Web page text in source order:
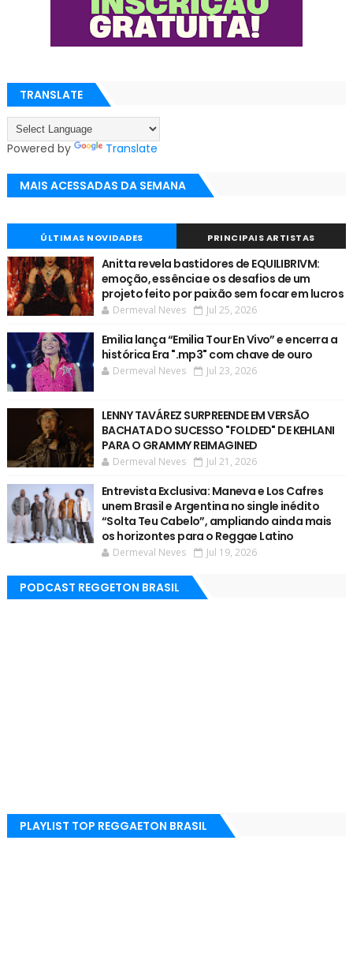
TRANSLATE
Powered by Translate
MAIS ACESSADAS DA SEMANA
ÚLTIMAS NOVIDADES PRINCIPAIS ARTISTAS
Anitta revela bastidores de EQUILIBRIVM:
emoção, essência e os desafios de um
projeto feito por paixão sem focar em lucros
Dermeval Neves Jul 25, 2026
Emilia lança “Emilia Tour En Vivo” e encerra a
histórica Era ".mp3" com chave de ouro
Dermeval Neves Jul 23, 2026
LENNY TAVÁREZ SURPREENDE EM VERSÃO
BACHATA DO SUCESSO "FOLDED" DE KEHLANI
PARA O GRAMMY REIMAGINED
Dermeval Neves Jul 21, 2026
Entrevista Exclusiva: Maneva e Los Cafres
unem Brasil e Argentina no single inédito
“Solta Teu Cabelo”, ampliando ainda mais
os horizontes para o Reggae Latino
Dermeval Neves Jul 19, 2026
PODCAST REGGETON BRASIL
PLAYLIST TOP REGGAETON BRASIL